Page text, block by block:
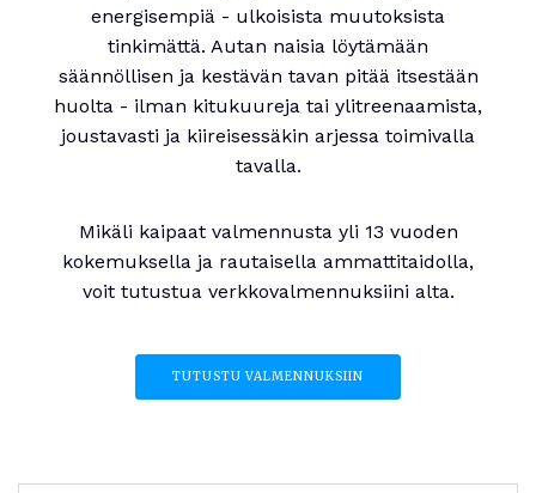
energisempiä - ulkoisista muutoksista
tinkimättä. Autan naisia löytämään
säännöllisen ja kestävän tavan pitää itsestään
huolta - ilman kitukuureja tai ylitreenaamista,
joustavasti ja kiireisessäkin arjessa toimivalla
tavalla.
Mikäli kaipaat valmennusta yli 13 vuoden
kokemuksella ja rautaisella ammattitaidolla,
voit tutustua verkkovalmennuksiini alta.
TUTUSTU VALMENNUKSIIN